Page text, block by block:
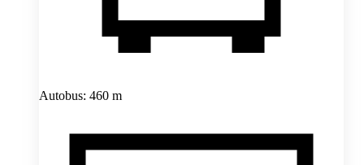
Autobus: 460 m